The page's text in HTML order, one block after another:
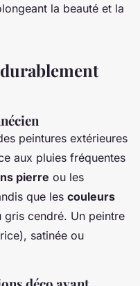
la beauté et la
peintures extérieures
aux pluies fréquentes
pierre ou les
que les couleurs
gris cendré. Un peintre
satinée ou